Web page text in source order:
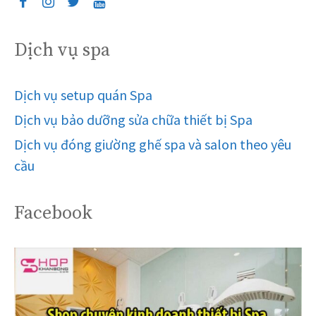
Dịch vụ spa
Dịch vụ setup quán Spa
Dịch vụ bảo dưỡng sửa chữa thiết bị Spa
Dịch vụ đóng giường ghế spa và salon theo yêu
cầu
Facebook